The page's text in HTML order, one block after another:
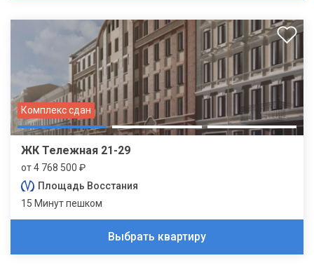
Комплекс сдан
ЖК Тележная 21-29
от 4 768 500 ₽
Площадь Восстания
15 Минут пешком
Выбрать квартиру